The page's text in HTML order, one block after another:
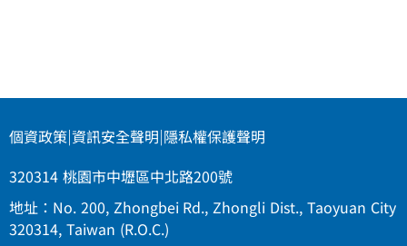
個資政策|資訊安全聲明|隱私權保護聲明
320314 桃園市中壢區中北路200號
地址：No. 200, Zhongbei Rd., Zhongli Dist., Taoyuan City
320314, Taiwan (R.O.C.)